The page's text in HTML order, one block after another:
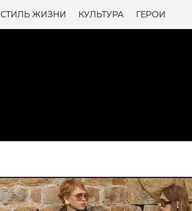
СТИЛЬ ЖИЗНИ КУЛЬТУРА ГЕРОИ